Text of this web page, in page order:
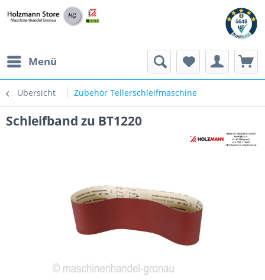
Menü
Übersicht Zubehör Tellerschleifmaschine
Schleifband zu BT1220